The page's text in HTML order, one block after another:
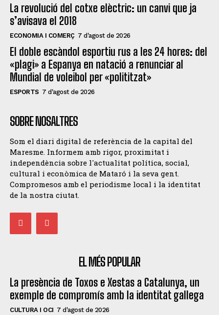
La revolució del cotxe elèctric: un canvi que ja
s’avisava el 2018
ECONOMIA I COMERÇ 7 d'agost de 2026
El doble escàndol esportiu rus a les 24 hores: del
«plagi» a Espanya en natació a renunciar al
Mundial de voleibol per «polititzat»
ESPORTS 7 d'agost de 2026
SOBRE NOSALTRES
Som el diari digital de referència de la capital del
Maresme. Informem amb rigor, proximitat i
independència sobre l'actualitat política, social,
cultural i econòmica de Mataró i la seva gent.
Compromesos amb el periodisme local i la identitat
de la nostra ciutat.
EL MÉS POPULAR
La presència de Toxos e Xestas a Catalunya, un
exemple de compromís amb la identitat gallega
CULTURA I OCI 7 d'agost de 2026